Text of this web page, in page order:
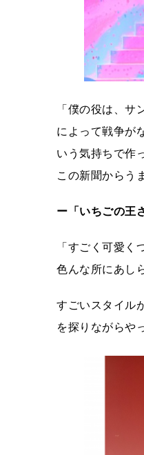
「僕の役は、
によって戦争が
いう気持ちで作
この新聞からう
ー「いちごの王
「すごく可愛
色んな所にあし
すごいスタイル
を探りながらや